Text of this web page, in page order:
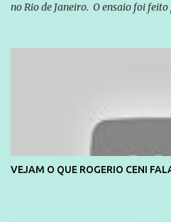
no Rio de Janeiro. O ensaio foi
VEJAM O QUE ROGERIO CENI